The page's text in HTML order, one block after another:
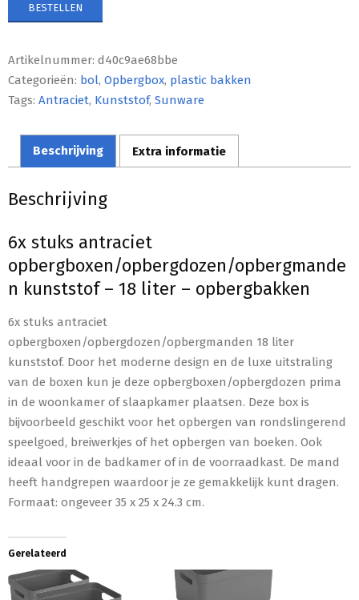
BESTELLEN
Artikelnummer: d40c9ae68bbe
Categorieën: bol, Opbergbox, plastic bakken
Tags: Antraciet, Kunststof, Sunware
Beschrijving Extra informatie
Beschrijving
6x stuks antraciet
opbergboxen/opbergdozen/opbergmande
n kunststof – 18 liter – opbergbakken
6x stuks antraciet
opbergboxen/opbergdozen/opbergmanden 18 liter
kunststof. Door het moderne design en de luxe uitstraling
van de boxen kun je deze opbergboxen/opbergdozen prima
in de woonkamer of slaapkamer plaatsen. Deze box is
bijvoorbeeld geschikt voor het opbergen van rondslingerend
speelgoed, breiwerkjes of het opbergen van boeken. Ook
ideaal voor in de badkamer of in de voorraadkast. De mand
heeft handgrepen waardoor je ze gemakkelijk kunt dragen.
Formaat: ongeveer 35 x 25 x 24.3 cm.
Gerelateerd